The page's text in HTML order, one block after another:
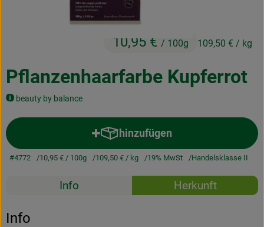
Rezepte
Nützliches
Veranstaltungen
Pflanzenhaarfarbe Kupferrot
beauty by balance
10,95 € / 100g 109,50 € / kg
hinzufügen
Produkt zum Warenkorb
#4772 10,95 €/ 100g 109,50 €/ kg 19% MwSt Handelsklasse II
Rezepte
Info Herkunft
Info